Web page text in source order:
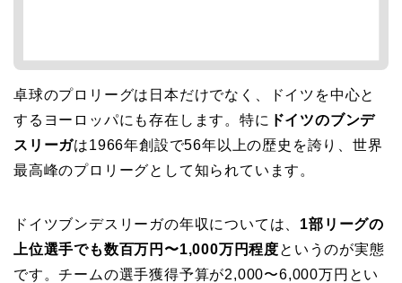
卓球のプロリーグは日本だけでなく、ドイツを中心と
するヨーロッパにも存在します。特に ドイツのブンデ
スリーガは1966年創設で56年以上の歴史を誇り、世界
最高峰のプロリーグとして知られています。
ドイツブンデスリーガの年収については、 1部リーグの
上位選手でも数百万円〜1,000万円程度というのが実態
です。チームの選手獲得予算が2,000〜6,000万円とい